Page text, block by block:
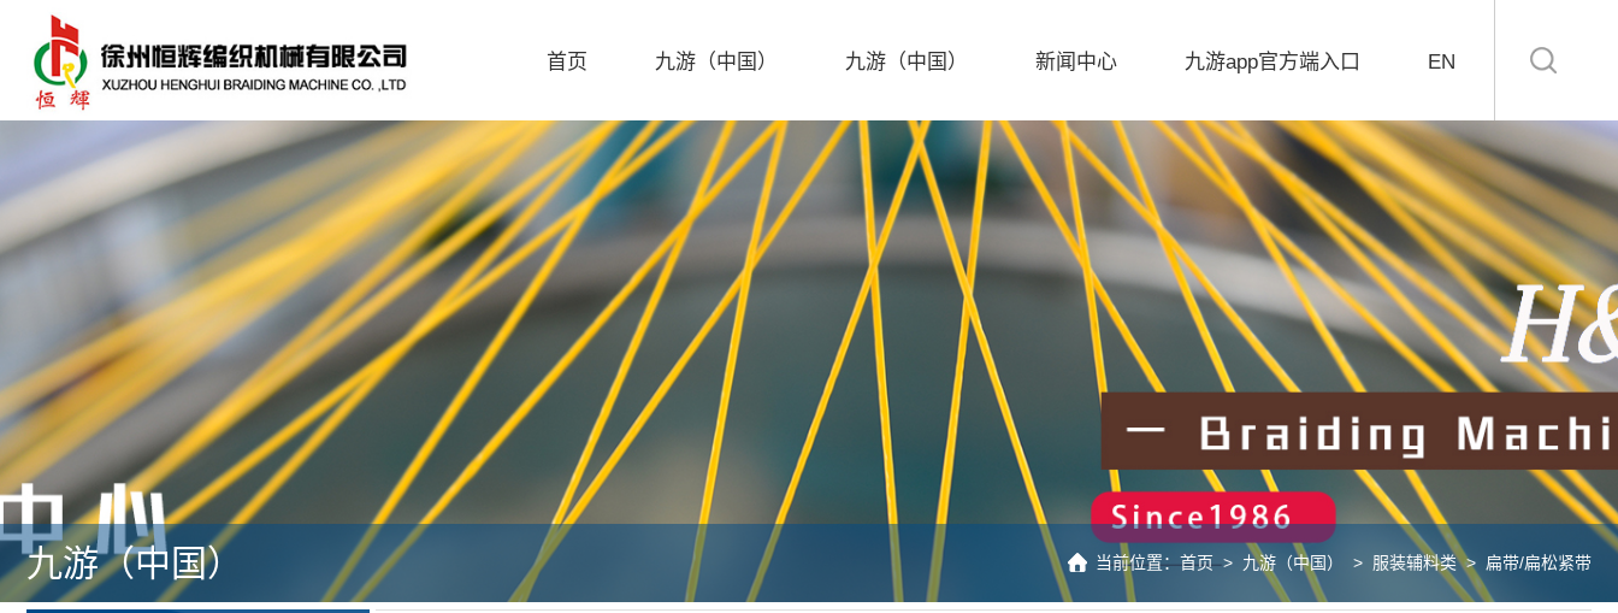
首页 九游（中国） 九游（中国） 新闻中心 九游app官方端入口 EN
九游（中国） 当前位置：首页> 九游（中国） > 服装辅料类> 扁带/扁松紧带